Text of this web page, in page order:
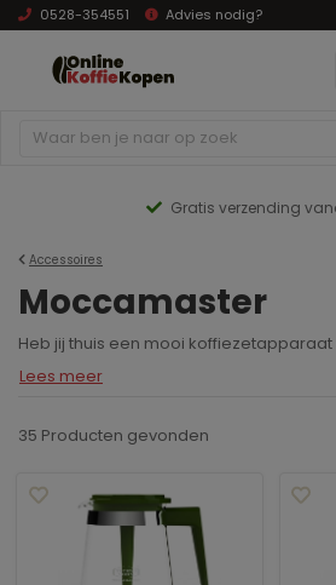
0528-354551 Advies nodig?
Gratis verzending
Accessoires
Moccamaster
Lees meer
35 Producten gevonden
hoog naar laag